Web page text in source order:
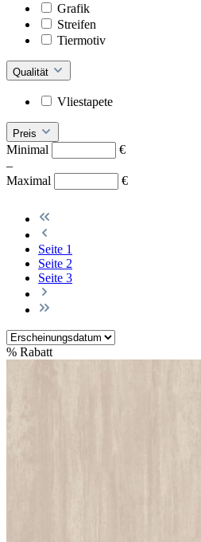
Grafik
Streifen
Tiermotiv
Qualität
Vliestapete
Preis
Minimal
€
–
Maximal
€
Seite 1
Seite 2
Seite 3
% Rabatt